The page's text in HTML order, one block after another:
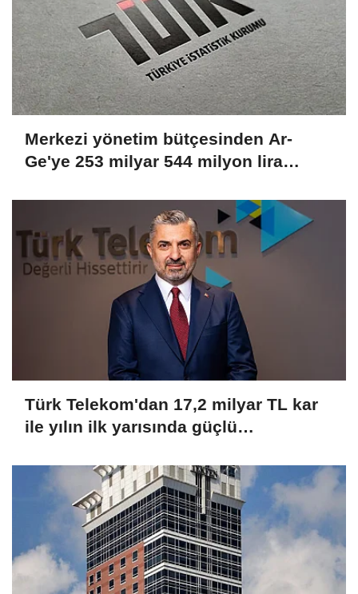
Merkezi yönetim bütçesinden Ar-
Ge'ye 253 milyar 544 milyon lira
Türk Telekom'dan 17,2 milyar TL kar
ile yılın ilk yarısında güçlü